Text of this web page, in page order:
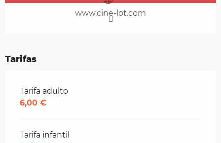
www.cine-lot.com
Tarifas
Tarifas 2026
Tarifa adulto
6,00 €
Tarifa infantil